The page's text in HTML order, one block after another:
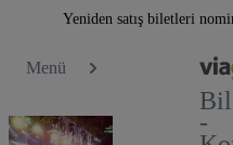
Yeniden satış biletleri
Menü
-